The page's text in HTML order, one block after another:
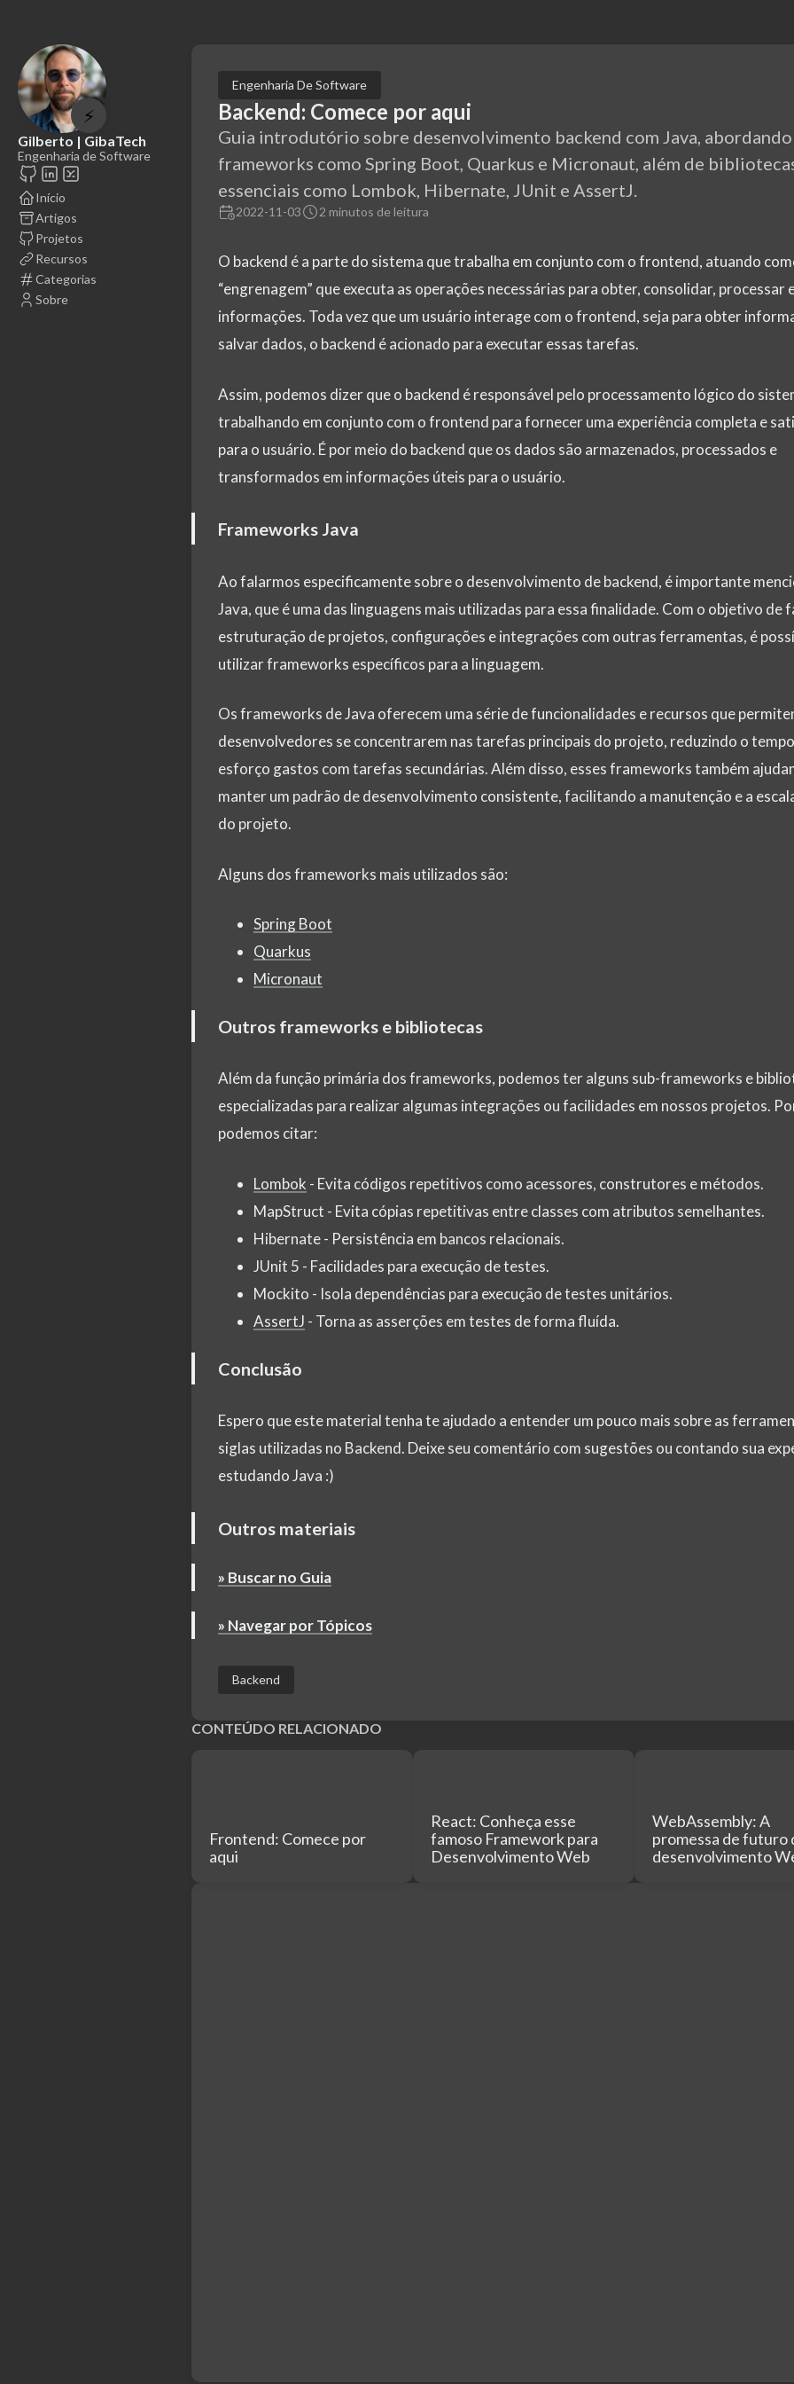
⚡
Gilberto | GibaTech
Engenharia de Software
Início
Artigos
Projetos
Recursos
Categorias
Sobre
Engenharia De Software
Backend: Comece por aqui
Guia introdutório sobre desenvolvimento backend com Java, abordando
frameworks como Spring Boot, Quarkus e Micronaut, além de
essenciais como Lombok, Hibernate, JUnit e AssertJ.
2022-11-03 2 minutos de leitura
O backend é a parte do sistema que trabalha em conjunto com o frontend, atuando
“engrenagem” que executa as operações necessárias para obter, consolidar, processar
informações. Toda vez que um usuário interage com o frontend, seja para obter
salvar dados, o backend é acionado para executar essas tarefas.
Assim, podemos dizer que o backend é responsável pelo processamento lógico do
trabalhando em conjunto com o frontend para fornecer uma experiência completa e
para o usuário. É por meio do backend que os dados são armazenados, processados e
transformados em informações úteis para o usuário.
Frameworks Java
Ao falarmos especificamente sobre o desenvolvimento de backend, é importante
Java, que é uma das linguagens mais utilizadas para essa finalidade. Com o objetivo de
estruturação de projetos, configurações e integrações com outras ferramentas, é
utilizar frameworks específicos para a linguagem.
Os frameworks de Java oferecem uma série de funcionalidades e recursos que
desenvolvedores se concentrarem nas tarefas principais do projeto, reduzindo o
esforço gastos com tarefas secundárias. Além disso, esses frameworks também
manter um padrão de desenvolvimento consistente, facilitando a manutenção e a
do projeto.
Alguns dos frameworks mais utilizados são:
Spring Boot
Quarkus
Micronaut
Outros frameworks e bibliotecas
Além da função primária dos frameworks, podemos ter alguns sub-frameworks e
especializadas para realizar algumas integrações ou facilidades em nossos projetos.
podemos citar:
Lombok - Evita códigos repetitivos como acessores, construtores e métodos.
MapStruct - Evita cópias repetitivas entre classes com atributos semelhantes.
Hibernate - Persistência em bancos relacionais.
JUnit 5 - Facilidades para execução de testes.
Mockito - Isola dependências para execução de testes unitários.
AssertJ - Torna as asserções em testes de forma fluída.
Conclusão
Espero que este material tenha te ajudado a entender um pouco mais sobre as
siglas utilizadas no Backend. Deixe seu comentário com sugestões ou contando sua
estudando Java :)
Outros materiais
» Buscar no Guia
» Navegar por Tópicos
Backend
CONTEÚDO RELACIONADO
Frontend: Comece por
aqui
React: Conheça esse
famoso Framework para
Desenvolvimento Web
WebAssembly: A
promessa de futuro
desenvolvimento